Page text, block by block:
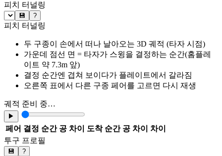
피치 터널링
💾 ?
피치 터널링
두 구종이 손에서 떠나 날아오는 3D 궤적 (타자 시점)
가운데 점선 면 = 타자가 스윙을 결정하는 순간(홈플레
이트 약 7.3m 앞)
결정 순간엔 겹쳐 보이다가 플레이트에서 갈라짐
오른쪽 표에서 다른 구종 페어를 고르면 다시 재생
궤적 준비 중…
▶
페어 결정 순간 공 차이 도착 순간 공 차이
차이
투구 프로필
💾 ?